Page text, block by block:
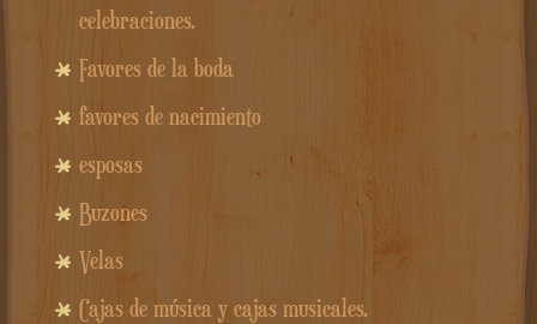
celebraciones.
Favores de la boda
favores de nacimiento
esposas
Buzones
Velas
Cajas de música y cajas musicales.